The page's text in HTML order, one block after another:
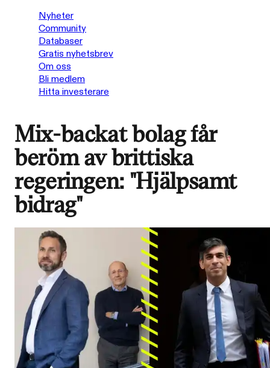
Nyheter
Community
Databaser
Gratis nyhetsbrev
Om oss
Bli medlem
Hitta investerare
Mix-backat bolag får
beröm av brittiska
regeringen: "Hjälpsamt
bidrag"